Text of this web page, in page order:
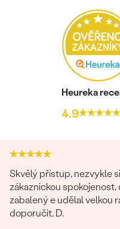
Heureka
4.9
Skvělý přístup, nezvykle
zákaznickou
zabalený e udělal velkou
doporučit, D.